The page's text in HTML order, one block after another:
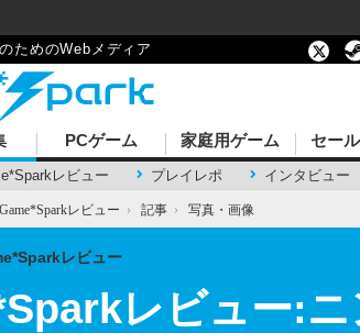
ためのWebメディア
レビュー プレイレポ インタビュー
PCゲーム 家庭用ゲーム セー
Game*Sparkレビュー › 記事 › 写真・画像
レビュー:
レビュー